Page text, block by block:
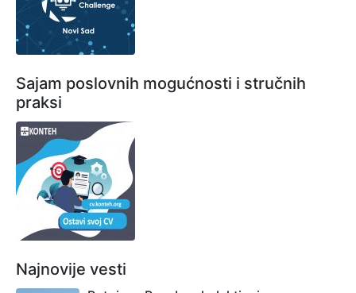
Sajam poslovnih mogućnosti i stručnih
praksi
Najnovije vesti